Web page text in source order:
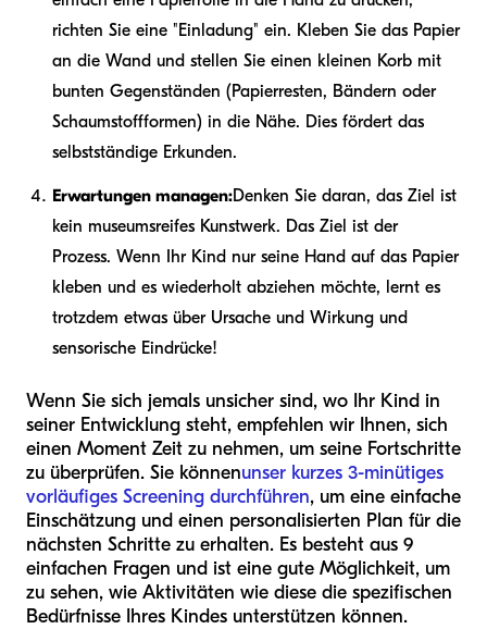
richten Sie eine "Einladung" ein. Kleben Sie das Papier
an die Wand und stellen Sie einen kleinen Korb mit
bunten Gegenständen (Papierresten, Bändern oder
Schaumstoffformen) in die Nähe. Dies fördert das
selbstständige Erkunden.
Erwartungen managen:Denken Sie daran, das Ziel ist
kein museumsreifes Kunstwerk. Das Ziel ist der
Prozess. Wenn Ihr Kind nur seine Hand auf das Papier
kleben und es wiederholt abziehen möchte, lernt es
trotzdem etwas über Ursache und Wirkung und
sensorische Eindrücke!
Wenn Sie sich jemals unsicher sind, wo Ihr Kind in
seiner Entwicklung steht, empfehlen wir Ihnen, sich
einen Moment Zeit zu nehmen, um seine Fortschritte
zu überprüfen. Sie könnenunser kurzes 3-minütiges
vorläufiges Screening durchführen, um eine einfache
Einschätzung und einen personalisierten Plan für die
nächsten Schritte zu erhalten. Es besteht aus 9
einfachen Fragen und ist eine gute Möglichkeit, um
zu sehen, wie Aktivitäten wie diese die spezifischen
Bedürfnisse Ihres Kindes unterstützen können.